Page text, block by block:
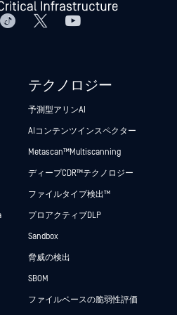
テクノロジー
予測型アリンAI
AIコンテンツインスペクター
Metascan™ Multiscanning
ディープCDR™テクノロジー
ファイルタイプ検出™
プロアクティブDLP
Sandbox
脅威の検出
SBOM
ファイルベースの脆弱性評価